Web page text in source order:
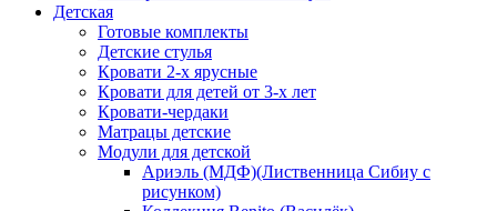
Детская
Готовые комплекты
Детские стулья
Кровати 2-х ярусные
Кровати для детей от 3-х лет
Кровати-чердаки
Матрацы детские
Модули для детской
Ариэль (МДФ)(Лиственница Сибиу с
рисунком)